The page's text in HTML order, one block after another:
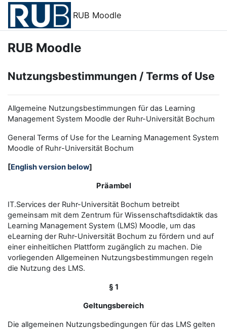
Zum Hauptinhalt
RUB Moodle
RUB Moodle
Nutzungsbestimmungen / Terms of Use
Allgemeine Nutzungsbestimmungen für das Learning
Management System Moodle der Ruhr-Universität Bochum
General Terms of Use for the Learning Management System
Moodle of Ruhr-Universität Bochum
[English version below]
Präambel
IT.Services der Ruhr-Universität Bochum betreibt
gemeinsam mit dem Zentrum für Wissenschaftsdidaktik das
Learning Management System (LMS) Moodle, um das
eLearning der Ruhr-Universität Bochum zu fördern und auf
einer einheitlichen Plattform zugänglich zu machen. Die
vorliegenden Allgemeinen Nutzungsbestimmungen regeln
die Nutzung des LMS.
§ 1
Geltungsbereich
Die allgemeinen Nutzungsbedingungen für das LMS gelten